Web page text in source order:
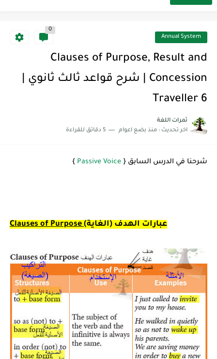
The Winter Surprise
أهمية تعلم قواعد اللغة الإنجليزية | مكونات الجملة في اللغة...
Annual System
0
Clauses of Purpose, Result and
Concession | شرح قواعد ثالث ثانوي |
Traveller 6
ثمرات اللغة
اخر تحديث : منذ بضع اعوام 5 دقائق للقراءة
شرحنا في الدرس السابق { Passive Voice
}
عبارات الهدف (الغاية) Clauses of Purpose